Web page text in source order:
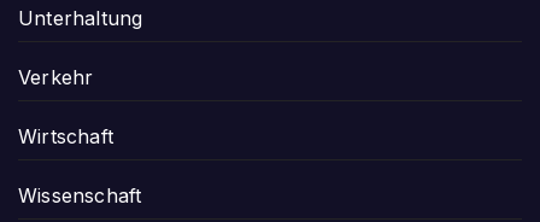
Unterhaltung
Verkehr
Wirtschaft
Wissenschaft